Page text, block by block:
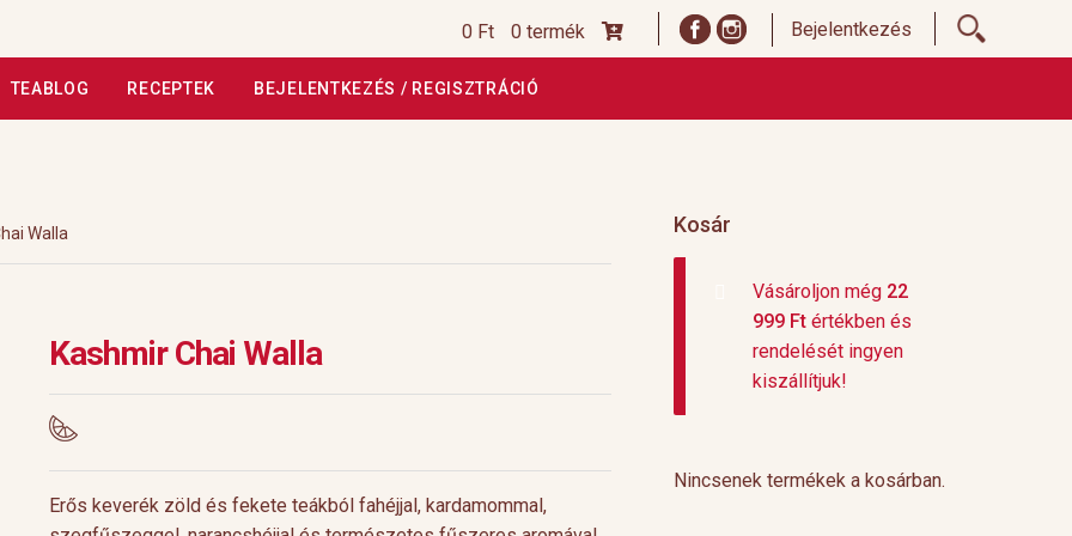
0 Ft 0 termék Bejelentkezés
TEABLOG RECEPTEK BEJELENTKEZÉS / REGISZTRÁCIÓ
fizetés Webáruház Rólunk HoReCa Impresszum
Walla
Kashmir Chai Walla
Erős keverék zöld és fekete teákból fahéjjal, kardamommal,
Kosár
Vásároljon még 22
999 Ft értékben és
rendelését ingyen
kiszállítjuk!
Nincsenek termékek a kosárban.